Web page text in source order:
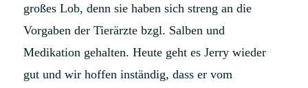
großes Lob, denn sie haben sich streng an die
Vorgaben der Tierärzte bzgl. Salben und
Medikation gehalten. Heute geht es Jerry wieder
gut und wir hoffen inständig, dass er vom